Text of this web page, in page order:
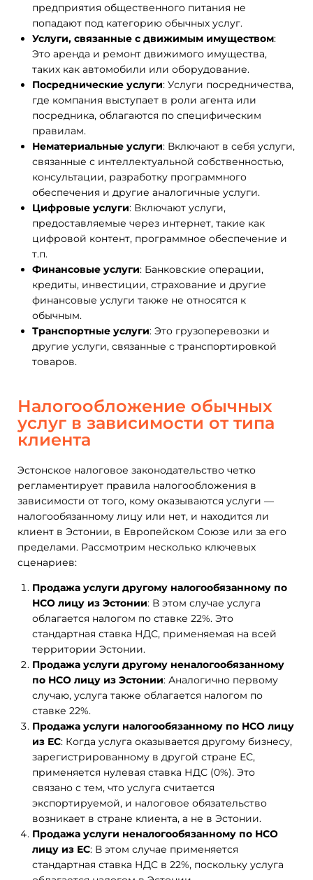
предприятия общественного питания не
попадают под категорию обычных услуг.
Услуги, связанные с движимым имуществом:
Это аренда и ремонт движимого имущества,
таких как автомобили или оборудование.
Посреднические услуги: Услуги посредничества,
где компания выступает в роли агента или
посредника, облагаются по специфическим
правилам.
Нематериальные услуги: Включают в себя услуги,
связанные с интеллектуальной собственностью,
консультации, разработку программного
обеспечения и другие аналогичные услуги.
Цифровые услуги: Включают услуги,
предоставляемые через интернет, такие как
цифровой контент, программное обеспечение и
т.п.
Финансовые услуги: Банковские операции,
кредиты, инвестиции, страхование и другие
финансовые услуги также не относятся к
обычным.
Транспортные услуги: Это грузоперевозки и
другие услуги, связанные с транспортировкой
товаров.
Налогообложение обычных
услуг в зависимости от типа
клиента
Эстонское налоговое законодательство четко
регламентирует правила налогообложения в
зависимости от того, кому оказываются услуги —
налогообязанному лицу или нет, и находится ли
клиент в Эстонии, в Европейском Союзе или за его
пределами. Рассмотрим несколько ключевых
сценариев:
Продажа услуги другому налогообязанному по
НСО лицу из Эстонии: В этом случае услуга
облагается налогом по ставке 22%. Это
стандартная ставка НДС, применяемая на всей
территории Эстонии.
Продажа услуги другому неналогообязанному
по НСО лицу из Эстонии: Аналогично первому
случаю, услуга также облагается налогом по
ставке 22%.
Продажа услуги налогообязанному по НСО лицу
из ЕС: Когда услуга оказывается другому бизнесу,
зарегистрированному в другой стране ЕС,
применяется нулевая ставка НДС (0%). Это
связано с тем, что услуга считается
экспортируемой, и налоговое обязательство
возникает в стране клиента, а не в Эстонии.
Продажа услуги неналогообязанному по НСО
лицу из ЕС: В этом случае применяется
стандартная ставка НДС в 22%, поскольку услуга